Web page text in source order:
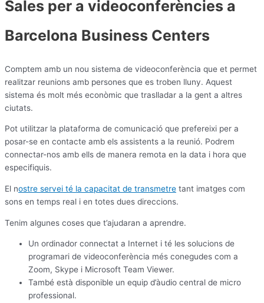
Sales per a videoconferències a
Barcelona Business Centers
Comptem amb un nou sistema de videoconferència que et permet
realitzar reunions amb persones que es troben lluny. Aquest
sistema és molt més econòmic que traslladar a la gent a altres
ciutats.
Pot utilitzar la plataforma de comunicació que prefereixi per a
posar-se en contacte amb els assistents a la reunió. Podrem
connectar-nos amb ells de manera remota en la data i hora que
especifiquis.
El nostre servei té la capacitat de transmetre tant imatges com
sons en temps real i en totes dues direccions.
Tenim algunes coses que t’ajudaran a aprendre.
Un ordinador connectat a Internet i té les solucions de
programari de videoconferència més conegudes com a
Zoom, Skype i Microsoft Team Viewer.
També està disponible un equip d’àudio central de micro
professional.